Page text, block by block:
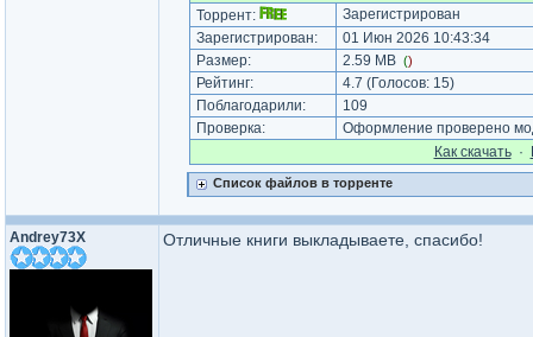
Торрент:
Зарегистрирован
Зарегистрирован:
01 Июн 2026 10:43:34
Размер:
2.59 MB ()
Рейтинг: 4.7 (Голосов: 15)
Поблагодарили:
109
Проверка:
Оформление проверено
Как cкачать·
Список файлов в торренте
Andrey73X Отличные книги выкладываете, спасибо!